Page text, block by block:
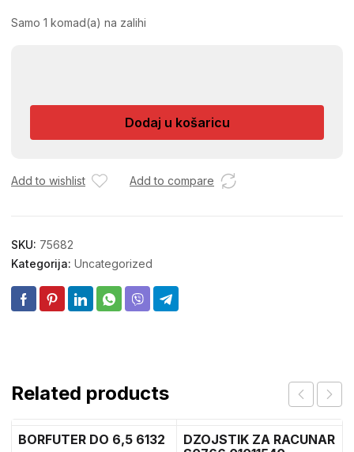
Samo 1 komad(a) na zalihi
PVC
35/85MM
1
Dodaj u košaricu
Add to wishlist Add to compare
SKU: 75682
Kategorija: Uncategorized
Related products
BORFUTER DO 6,5 6132
DZOJSTIK ZA RACUNAR